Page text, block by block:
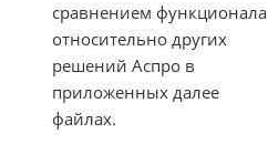
сравнением функционала
относительно других
решений Аспро в
приложенных далее
файлах.